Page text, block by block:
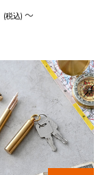
(税込) ～